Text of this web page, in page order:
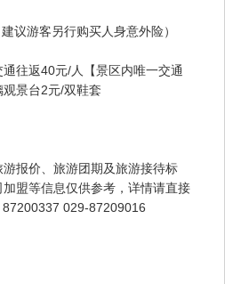
议游客另行购买人身意外险）
往返40元/人【景区内唯一交通
栈道30元/人 玻璃观景台2元/双鞋套
报价、旅游团期及旅游接待标
盟等信息仅供参考，详情请直接